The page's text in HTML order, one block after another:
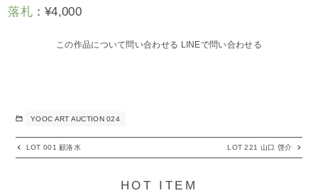
落札：¥4,000
この作品について問い合わせる LINEで問い合わせる
YOOC ART AUCTION 024
LOT 001 顧洛水 LOT 221 山口 啓介
HOT ITEM